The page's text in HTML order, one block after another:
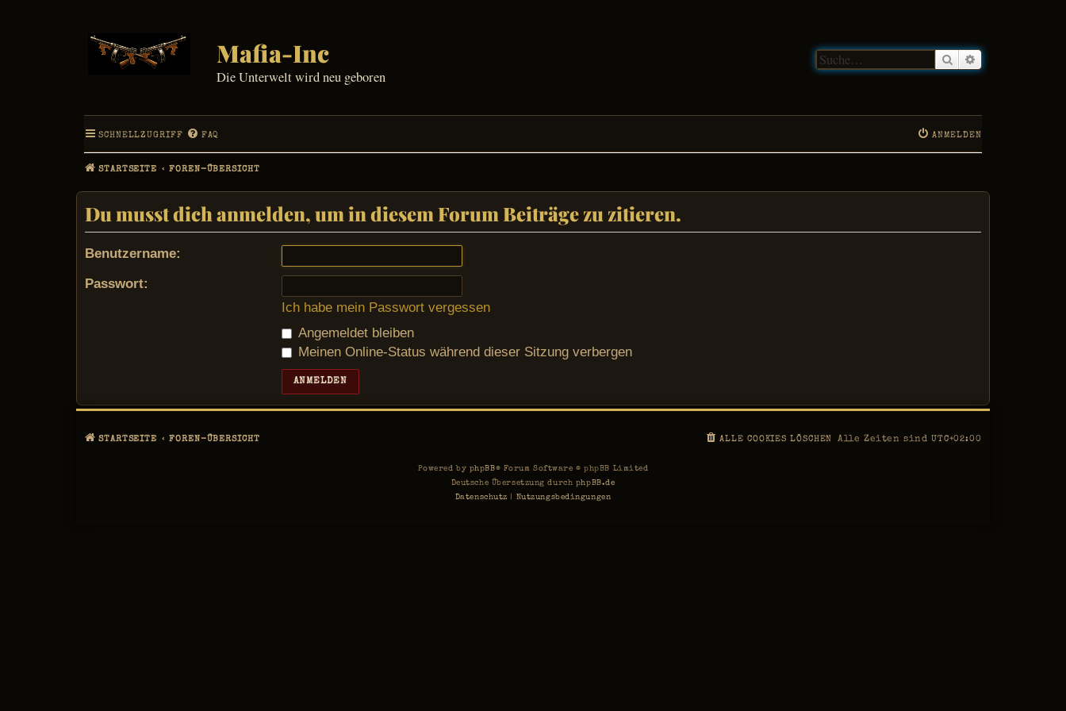
Mafia-Inc
Die Unterwelt wird neu geboren
Suche
SCHNELLZUGRIFF FAQ ANMELDEN
STARTSEITE FOREN-ÜBERSICHT
Du musst dich anmelden, um in diesem Forum Beiträge zu zitieren.
Benutzername:
Passwort:
Ich habe mein Passwort vergessen
Angemeldet bleiben
Meinen Online-Status während dieser Sitzung verbergen
STARTSEITE FOREN-ÜBERSICHT Alle Zeiten sind UTC+02:00
ALLE COOKIES LÖSCHEN
Powered by phpBB® Forum Software © phpBB Limited
Deutsche Übersetzung durch phpBB.de
Datenschutz
Nutzungsbedingungen